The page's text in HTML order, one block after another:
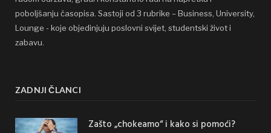
poboljšanju časopisa. Sastoji od 3 rubrike – Business, University,
Lounge - koje objedinjuju poslovni svijet, studentski život i
zabavu.
ZADNJI ČLANCI
Zašto „chokeamo“ i kako si pomoći?